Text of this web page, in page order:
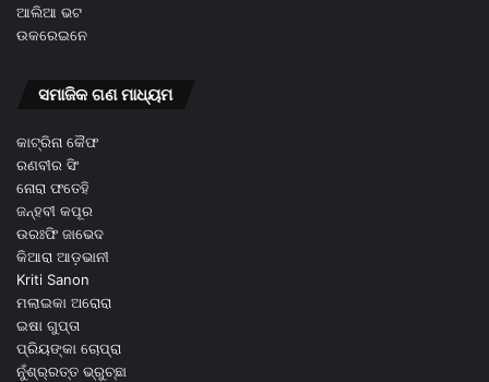
ଆଲିଆ ଭଟ
ଉକରେଇନେ
ସମାଜିକ ଗଣ ମାଧ୍ୟମ
କାଟ୍ରିନା କୈଫ
ରଣବୀର ସିଂ
ନୋରା ଫତେହି
ଜନ୍ହବୀ କପୂର
ଉରଃଫି ଜାଭେଦ
କିଆରା ଆଡ଼ଭାନୀ
Kriti Sanon
ମଲାଇକା ଅରୋରା
ଇଷା ଗୁପ୍ତା
ପ୍ରିୟଙ୍କା ଚୋପ୍ରା
ନୁଁଶ୍ର୍ରତ୍ତ ଭ୍ରୁଚ୍ଛା